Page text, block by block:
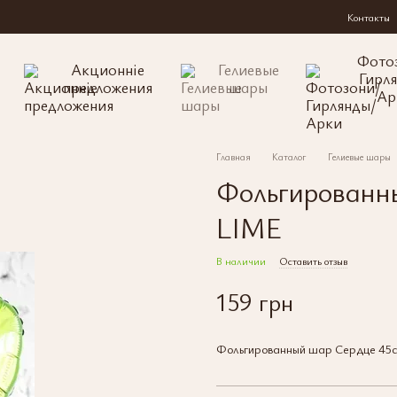
Контакты
Акционніе
предложения
Гелиевые
шары
Главная Каталог Гелиевые шары
LIME
В наличии Оставить отзыв
159 грн
Фольгированный шар Сердце